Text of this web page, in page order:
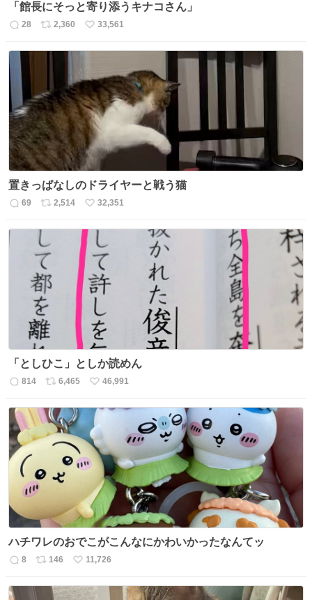
「館長にそっと寄り添うキナコさん」
返
数
28
リ
数
2,360
い
33,561
置きっぱなしのドライヤーと戦う猫
返
数
69
リ
ス
ト
数
2,514
い
ね
数
32,351
「としひこ」としか読めん
返
数
814
リ
ス
ト
数
6,465
い
ね
数
46,991
ハチワレのおでこがこんなにかわいかったなんてッ
返
数
8
リ
ス
146
い
ね
11,726